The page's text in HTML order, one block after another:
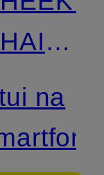
na